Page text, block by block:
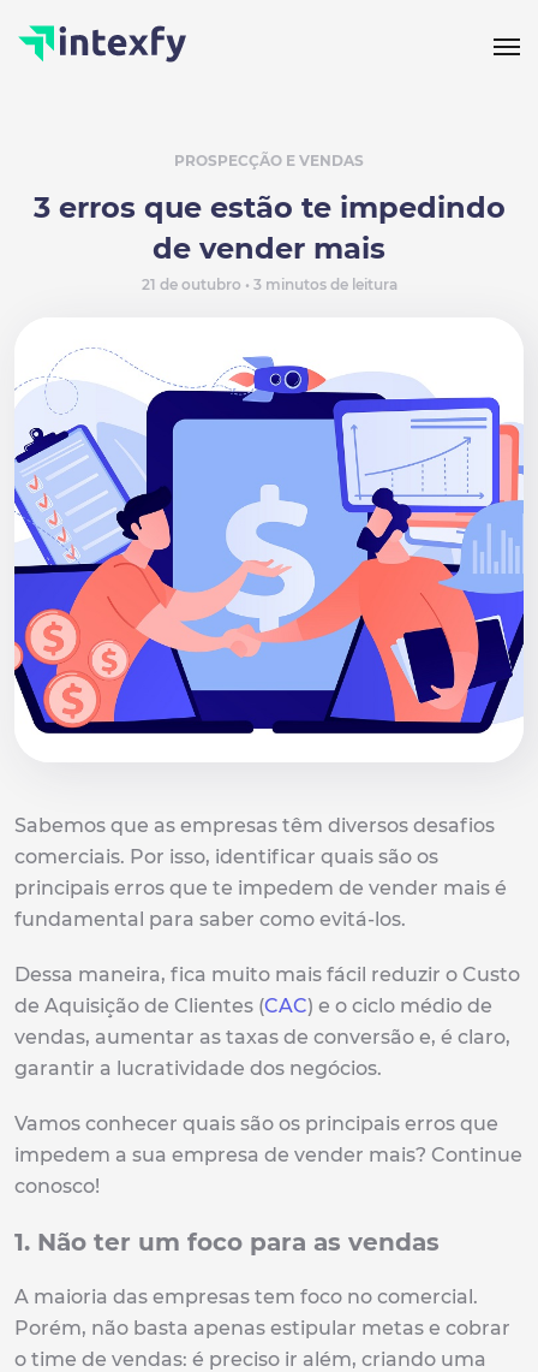
PROSPECÇÃO E VENDAS
3 erros que estão te impedindo
de vender mais
21 de outubro • 3 minutos de leitura
Sabemos que as empresas têm diversos desafios
comerciais. Por isso, identificar quais são os
principais erros que te impedem de vender mais é
fundamental para saber como evitá-los.
Dessa maneira, fica muito mais fácil reduzir o Custo
de Aquisição de Clientes (CAC) e o ciclo médio de
vendas, aumentar as taxas de conversão e, é claro,
garantir a lucratividade dos negócios.
Vamos conhecer quais são os principais erros que
impedem a sua empresa de vender mais? Continue
conosco!
1. Não ter um foco para as vendas
A maioria das empresas tem foco no comercial.
Porém, não basta apenas estipular metas e cobrar
o time de vendas: é preciso ir além, criando uma